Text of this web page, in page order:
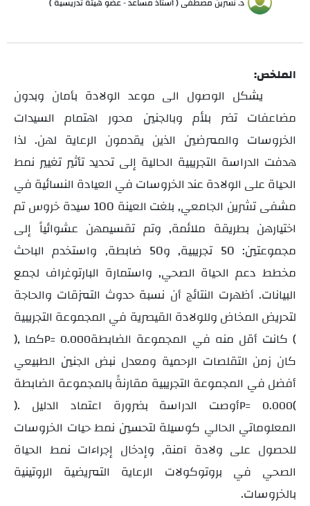
الملخص:
يشكل الوصول الى موعد الولادة بأمان وبدون
مضاعفات تضر بلأم وبالجنين محور اهتمام السيدات
الخروسات والممرضين الذين يقدمون الرعاية لهن. لذا
هدفت الدراسة التجريبية الحالية إلى تحديد تأثير تغيير نمط
الحياة على الولادة عند الخروسات في العيادة النسائية في
مشفى تشرين الجامعي, بلغت العينة 100 سيدة خروس تم
اختيارهن بطريقة ملائمة, وتم تقسيمهن عشوائياً إلى
مجموعتين: 50 تجريبية, و50 ضابطة, واستخدم الباحث
مخطط دعم الحياة الصحي, واستمارة البارتوغراف لجمع
البيانات. أظهرت النتائج أن نسبة حدوث التمزقات والحاجة
لتحريض المخاض وللولادة القيصرية في المجموعة التجريبية
كانت أقل منه في المجموعة الضابطة (
P= 0.000
), كما
كان زمن التقلصات الرحمية ومعدل نبض الجنين الطبيعي
أفضل في المجموعة التجريبية مقارنةً بالمجموعة الضابطة
(
P= 0.000
). أوصت الدراسة بضرورة اعتماد الدليل
المعلوماتي الحالي كوسيلة لتحسين نمط حيات الخروسات
للحصول على ولادة آمنة, وإدخال إجراءات نمط الحياة
الصحي في بروتوكولات الرعاية التمريضية الروتينية
بالخروسات.